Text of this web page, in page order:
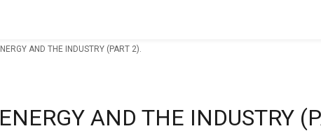
AND THE INDUSTRY (PART 2).
AND THE INDUSTRY